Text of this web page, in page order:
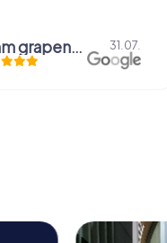
bmm grapendaal 31.07.